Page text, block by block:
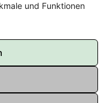
und Funktionen